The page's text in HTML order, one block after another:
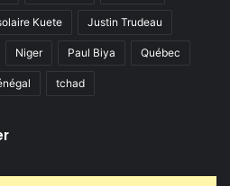
Kuete Justin Trudeau
Niger Paul Biya Québec
tchad